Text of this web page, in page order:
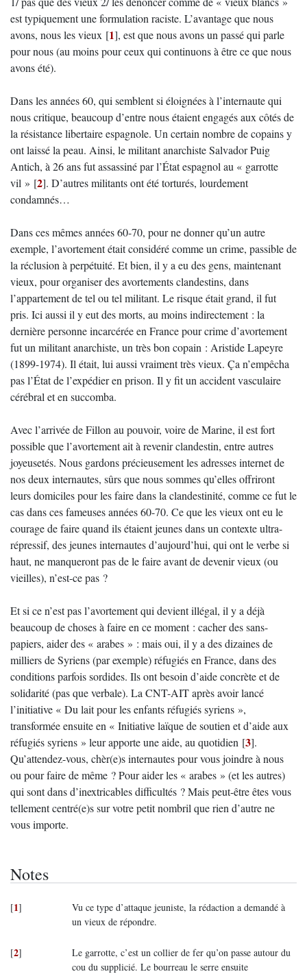
est typiquement une formulation raciste. L’avantage que nous
avons, nous les vieux [1], est que nous avons un passé qui parle
pour nous (au moins pour ceux qui continuons à être ce que nous
avons été).
Dans les années 60, qui semblent si éloignées à l’internaute qui
nous critique, beaucoup d’entre nous étaient engagés aux côtés de
la résistance libertaire espagnole. Un certain nombre de copains y
ont laissé la peau. Ainsi, le militant anarchiste Salvador Puig
Antich, à 26 ans fut assassiné par l’État espagnol au « garrotte
vil » [2]. D’autres militants ont été torturés, lourdement
condamnés…
Dans ces mêmes années 60-70, pour ne donner qu’un autre
exemple, l’avortement était considéré comme un crime, passible de
la réclusion à perpétuité. Et bien, il y a eu des gens, maintenant
vieux, pour organiser des avortements clandestins, dans
l’appartement de tel ou tel militant. Le risque était grand, il fut
pris. Ici aussi il y eut des morts, au moins indirectement : la
dernière personne incarcérée en France pour crime d’avortement
fut un militant anarchiste, un très bon copain : Aristide Lapeyre
(1899-1974). Il était, lui aussi vraiment très vieux. Ça n’empêcha
pas l’État de l’expédier en prison. Il y fit un accident vasculaire
cérébral et en succomba.
Avec l’arrivée de Fillon au pouvoir, voire de Marine, il est fort
possible que l’avortement ait à revenir clandestin, entre autres
joyeusetés. Nous gardons précieusement les adresses internet de
nos deux internautes, sûrs que nous sommes qu’elles offriront
leurs domiciles pour les faire dans la clandestinité, comme ce fut le
cas dans ces fameuses années 60-70. Ce que les vieux ont eu le
courage de faire quand ils étaient jeunes dans un contexte ultra-
répressif, des jeunes internautes d’aujourd’hui, qui ont le verbe si
haut, ne manqueront pas de le faire avant de devenir vieux (ou
vieilles), n’est-ce pas ?
Et si ce n’est pas l’avortement qui devient illégal, il y a déjà
beaucoup de choses à faire en ce moment : cacher des sans-
papiers, aider des « arabes » : mais oui, il y a des dizaines de
milliers de Syriens (par exemple) réfugiés en France, dans des
conditions parfois sordides. Ils ont besoin d’aide concrète et de
solidarité (pas que verbale). La CNT-AIT après avoir lancé
l’initiative « Du lait pour les enfants réfugiés syriens »,
transformée ensuite en « Initiative laïque de soutien et d’aide aux
réfugiés syriens » leur apporte une aide, au quotidien [3].
Qu’attendez-vous, chèr(e)s internautes pour vous joindre à nous
ou pour faire de même ? Pour aider les « arabes » (et les autres)
qui sont dans d’inextricables difficultés ? Mais peut-être êtes vous
tellement centré(e)s sur votre petit nombril que rien d’autre ne
vous importe.
Notes
[1]
Vu ce type d’attaque jeuniste, la rédaction a demandé à
un vieux de répondre.
[2]
Le garrotte, c’est un collier de fer qu’on passe autour du
cou du supplicié. Le bourreau le serre ensuite